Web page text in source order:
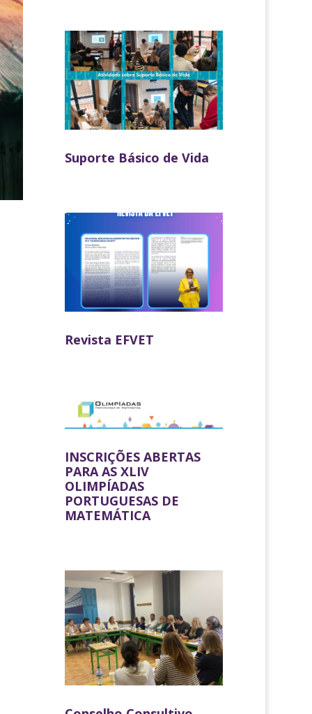
Suporte Básico de Vida
Revista EFVET
INSCRIÇÕES ABERTAS
PARA AS XLIV
OLIMPÍADAS
PORTUGUESAS DE
MATEMÁTICA